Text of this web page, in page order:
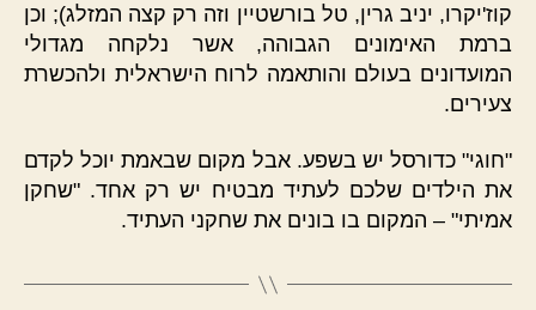
קוז'יקרו, יניב גרין, טל בורשטיין וזה רק קצה המזלג); וכן
ברמת האימונים הגבוהה, אשר נלקחה מגדולי
המועדונים בעולם והותאמה לרוח הישראלית ולהכשרת
צעירים.
"חוגי" כדורסל יש בשפע. אבל מקום שבאמת יוכל לקדם
את הילדים שלכם לעתיד מבטיח יש רק אחד. "שחקן
אמיתי" – המקום בו בונים את שחקני העתיד.